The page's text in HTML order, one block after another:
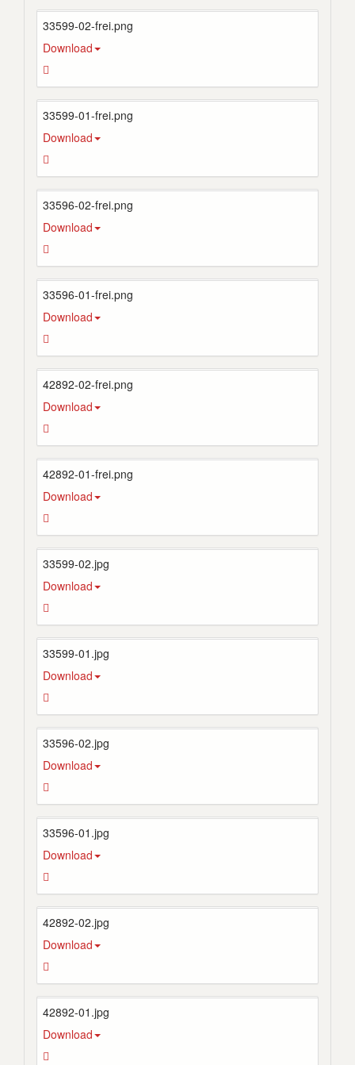
33599-02-frei.png
Download
33599-01-frei.png
Download
33596-02-frei.png
Download
33596-01-frei.png
Download
42892-02-frei.png
Download
42892-01-frei.png
Download
33599-02.jpg
Download
33599-01.jpg
Download
33596-02.jpg
Download
33596-01.jpg
Download
42892-02.jpg
Download
42892-01.jpg
Download